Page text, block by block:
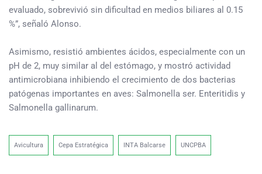
evaluado, sobrevivió sin dificultad en medios biliares al 0.15
%”, señaló Alonso.
Asimismo, resistió ambientes ácidos, especialmente con un
pH de 2, muy similar al del estómago, y mostró actividad
antimicrobiana inhibiendo el crecimiento de dos bacterias
patógenas importantes en aves: Salmonella ser. Enteritidis y
Salmonella gallinarum.
Avicultura Cepa Estratégica INTA Balcarse UNCPBA